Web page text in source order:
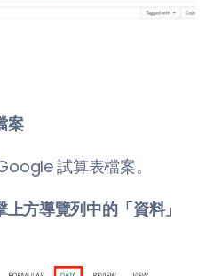
案
試算表檔案。
方導覽列中的「資料」